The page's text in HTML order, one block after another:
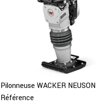
Pilonneuse WACKER NEUSON
Référence